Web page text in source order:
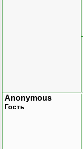
Anonymous
Гость